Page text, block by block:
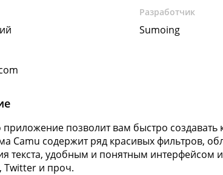
Разработчик
Sumoing
приложение позволит вам быстро
Camu содержит ряд красивых фильтров,
текста, удобным и понятным интерфейсом
Twitter и проч.